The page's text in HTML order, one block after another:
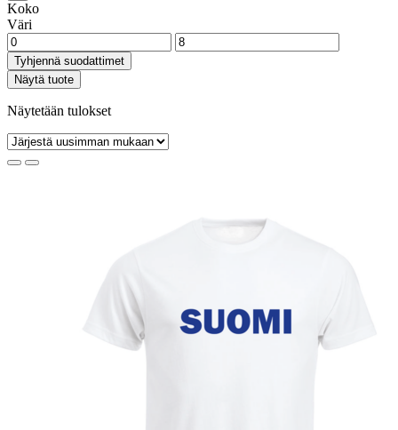
Koko
Väri
Tyhjennä suodattimet
Näytä tuote
Näytetään tulokset